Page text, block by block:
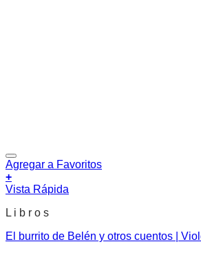
Agregar a Favoritos
+
Vista Rápida
L i b r o s
El burrito de Belén y otros cuentos |